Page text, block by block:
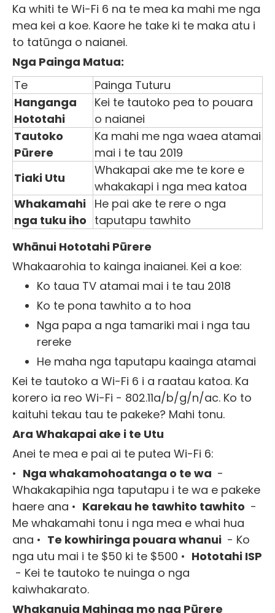
Ka whiti te Wi-Fi 6 na te mea ka mahi me nga
mea kei a koe. Kaore he take ki te maka atu i
to tatūnga o naianei.
Nga Painga Matua:
Te
Painga Tuturu
Hanganga
Hototahi
Kei te tautoko pea to pouara
o naianei
Tautoko
Pūrere
Ka mahi me nga waea atamai
mai i te tau 2019
Tiaki Utu
Whakapai ake me te kore e
whakakapi i nga mea katoa
Whakamahi
nga tuku iho
He pai ake te rere o nga
taputapu tawhito
Whānui Hototahi Pūrere
Whakaarohia to kainga inaianei. Kei a koe:
Ko taua TV atamai mai i te tau 2018
Ko te pona tawhito a to hoa
Nga papa a nga tamariki mai i nga tau
rereke
He maha nga taputapu kaainga atamai
Kei te tautoko a Wi-Fi 6 i a raatau katoa. Ka
korero ia reo Wi-Fi - 802.11a/b/g/n/ac. Ko to
kaituhi tekau tau te pakeke? Mahi tonu.
Ara Whakapai ake i te Utu
Anei te mea e pai ai te putea Wi-Fi 6:
• Nga whakamohoatanga o te wa -
Whakakapihia nga taputapu i te wa e pakeke
haere ana • Karekau he tawhito tawhito -
Me whakamahi tonu i nga mea e whai hua
ana • Te kowhiringa pouara whanui - Ko
nga utu mai i te $50 ki te $500 • Hototahi ISP
- Kei te tautoko te nuinga o nga
kaiwhakarato.
Whakanuia Mahinga mo nga Pūrere